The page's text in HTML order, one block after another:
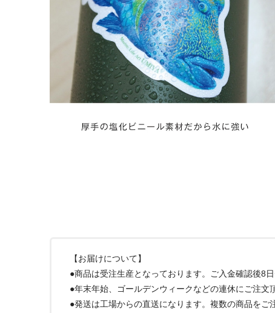
【お届けについて】
●商品は受注生産となっております。ご入金確認後8
●年末年始、ゴールデンウィークなどの連休にご注文
●発送は工場からの直送になります。複数の商品をご